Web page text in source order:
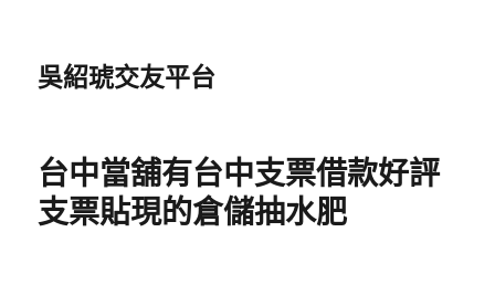
吳紹琥交友平台
台中當舖有台中支票借款好評
支票貼現的倉儲抽水肥